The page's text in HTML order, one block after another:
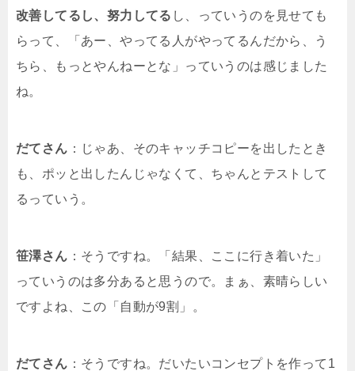
改善してるし、努力してる し、っていうのを見せても
らって、「あー、やってる人がやってるんだから、う
ちら、もっとやんねーとな」っていうのは感じました
ね。
だてさん ：じゃあ、そのキャッチコピーを出したとき
も、ポッと出したんじゃなくて、ちゃんとテストして
るっていう。
笹澤さん ：そうですね。「結果、ここに行き着いた」
っていうのは多分あると思うので。まぁ、素晴らしい
ですよね、この「自動が9割」。
だてさん ：そうですね。だいたいコンセプトを作って1